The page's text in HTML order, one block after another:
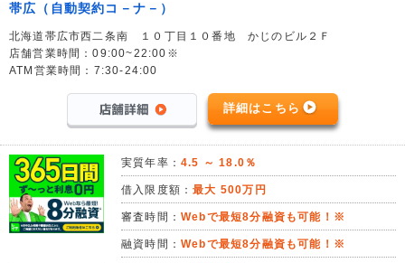
帯広（自動契約コ－ナ－）
北海道帯広市西二条南 １０丁目１０番地 かじのビル２Ｆ
店舗営業時間：09:00~22:00※
ATM営業時間：7:30-24:00
詳細はこちら
実質年率： 4.5 ～ 18.0％
借入限度額：最大 500万円
審査時間： Webで最短8分融資も可能！※
融資時間： Webで最短8分融資も可能！※